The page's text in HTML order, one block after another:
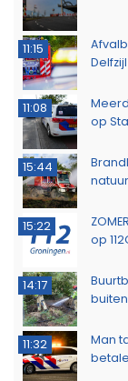
11:15
Delfzijl
11:08
op
15:44
15:22
op
14:17
11:32
Man